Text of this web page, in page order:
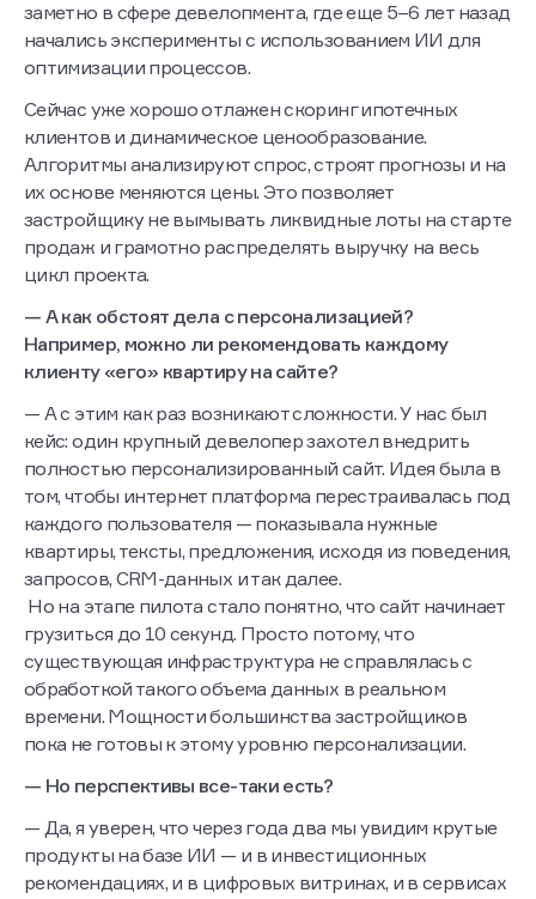
заметно в сфере девелопмента, где еще 5–6 лет назад
начались эксперименты с использованием ИИ для
оптимизации процессов.
Сейчас уже хорошо отлажен скоринг ипотечных
клиентов и динамическое ценообразование.
Алгоритмы анализируют спрос, строят прогнозы и на
их основе меняются цены. Это позволяет
застройщику не вымывать ликвидные лоты на старте
продаж и грамотно распределять выручку на весь
цикл проекта.
— А как обстоят дела с персонализацией?
Например, можно ли рекомендовать каждому
клиенту «его» квартиру на сайте?
— А с этим как раз возникают сложности. У нас был
кейс: один крупный девелопер захотел внедрить
полностью персонализированный сайт. Идея была в
том, чтобы интернет платформа перестраивалась под
каждого пользователя — показывала нужные
квартиры, тексты, предложения, исходя из поведения,
запросов, CRM-данных и так далее.
Но на этапе пилота стало понятно, что сайт начинает
грузиться до 10 секунд. Просто потому, что
существующая инфраструктура не справлялась с
обработкой такого объема данных в реальном
времени. Мощности большинства застройщиков
пока не готовы к этому уровню персонализации.
— Но перспективы все-таки есть?
— Да, я уверен, что через года два мы увидим крутые
продукты на базе ИИ — и в инвестиционных
рекомендациях, и в цифровых витринах, и в сервисах